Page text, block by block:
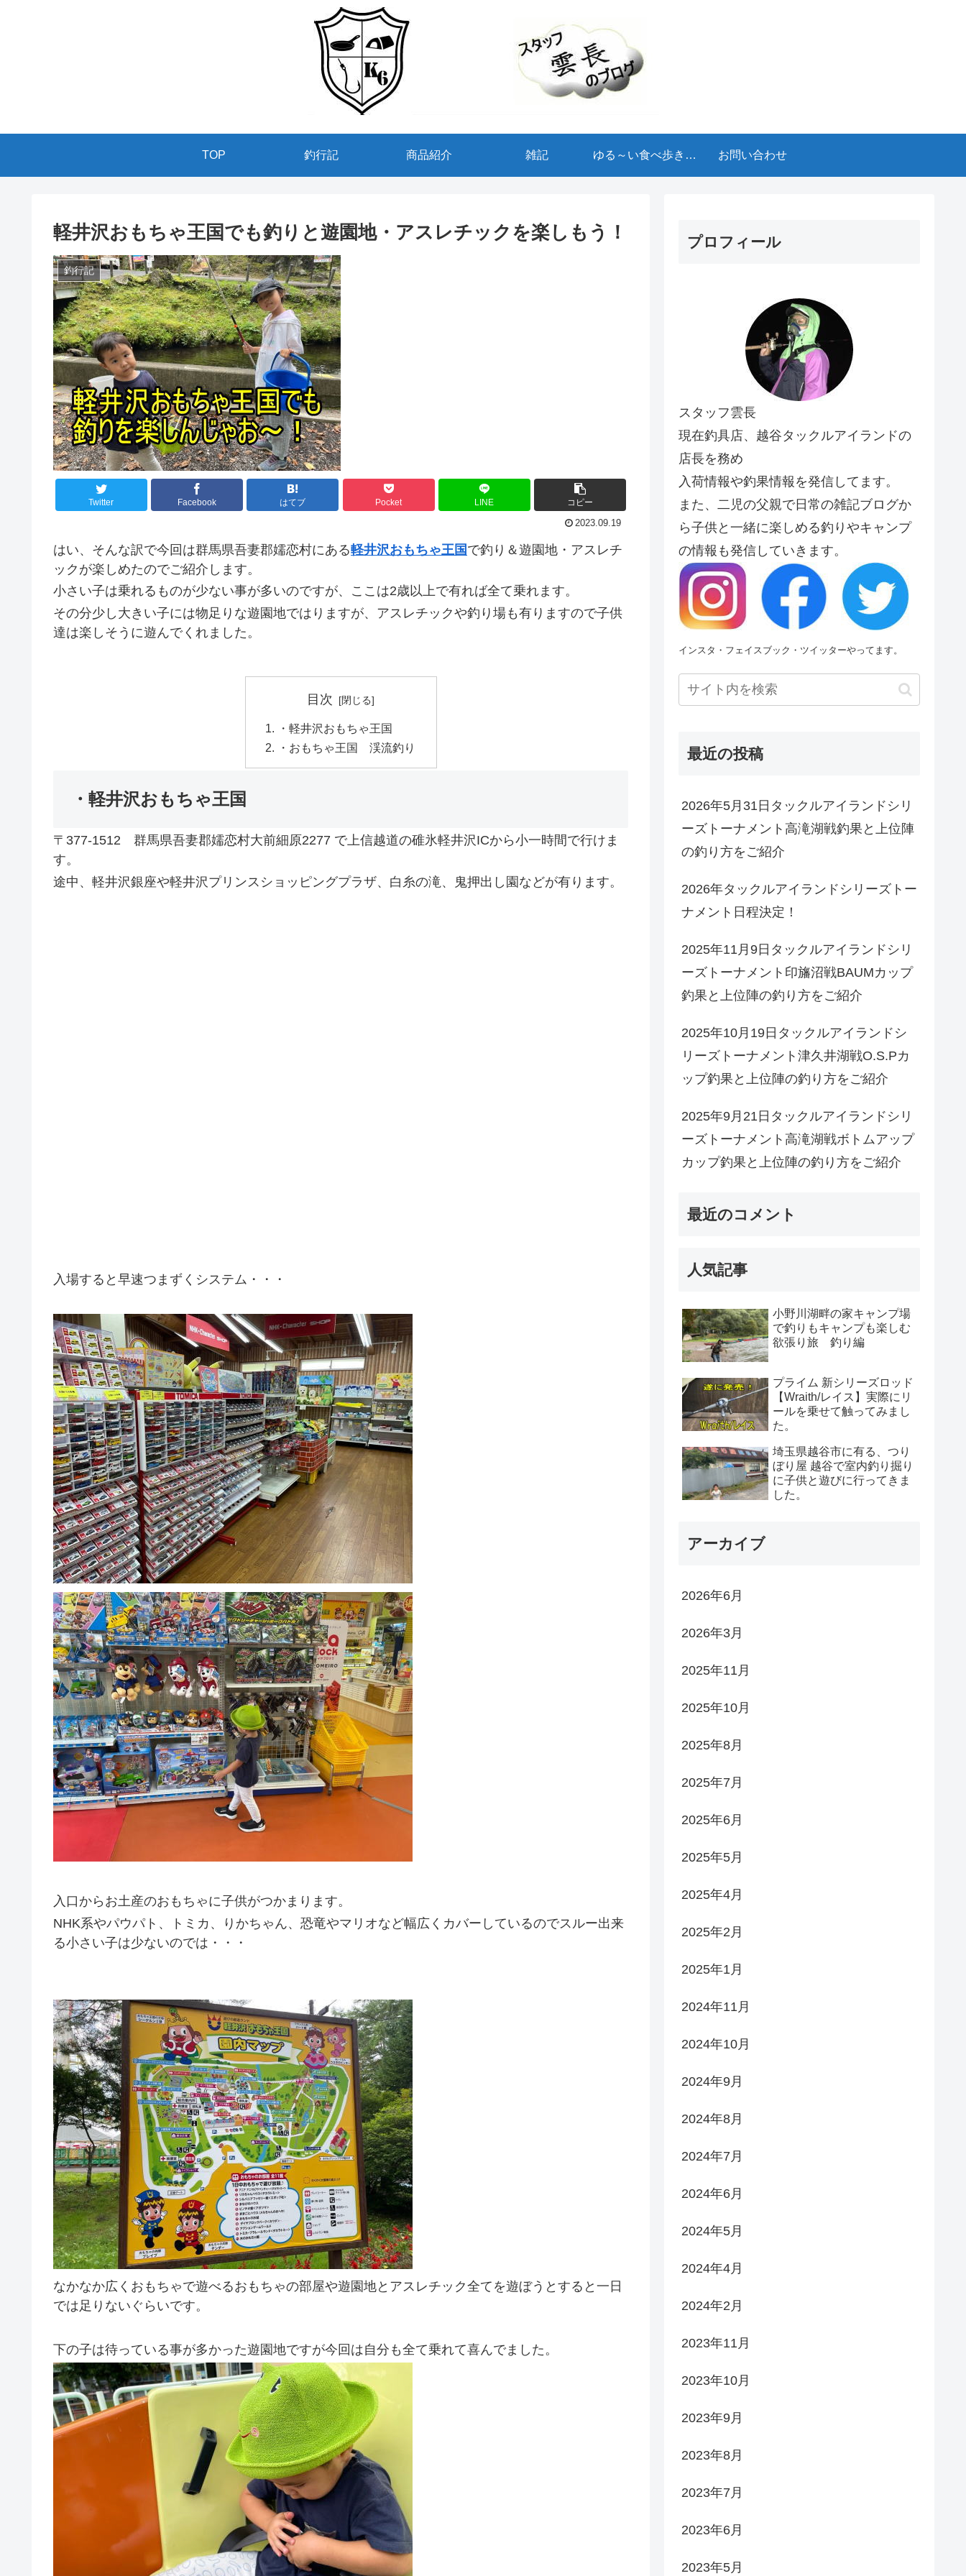
TOP 釣行記 商品紹介 雑記 ゆる～い食べ歩きブ お問い合わせ
軽井沢おもちゃ王国でも釣りと遊園地・アスレチックを楽しもう！
釣行記
Twitter Facebook はてブ Pocket LINE コピー
2023.09.19
はい、そんな訳で今回は群馬県吾妻郡嬬恋村にある軽井沢おもちゃ王国 で釣り＆遊園地・アスレチ
ックが楽しめたのでご紹介します。
小さい子は乗れるものが少ない事が多いのですが、ここは2歳以上で有れば全て乗れます。
その分少し大きい子には物足りな遊園地ではりますが、アスレチックや釣り場も有りますので子供
達は楽しそうに遊んでくれました。
目次
・軽井沢おもちゃ王国
・おもちゃ王国 渓流釣り
・軽井沢おもちゃ王国
〒377-1512 群馬県吾妻郡嬬恋村大前細原2277 で上信越道の碓氷軽井沢ICから小一時間で行けま
す。
途中、軽井沢銀座や軽井沢プリンスショッピングプラザ、白糸の滝、鬼押出し園などが有ります。
入場すると早速つまずくシステム・・・
入口からお土産のおもちゃに子供がつかまります。
NHK系やパウパト、トミカ、りかちゃん、恐竜やマリオなど幅広くカバーしているのでスルー出来
る小さい子は少ないのでは・・・
なかなか広くおもちゃで遊べるおもちゃの部屋や遊園地とアスレチック全てを遊ぼうとすると一日
では足りないぐらいです。
下の子は待っている事が多かった遊園地ですが今回は自分も全て乗れて喜んでました。
プロフィール
スタッフ雲長
現在釣具店、越谷タックルアイランドの
店長を務め
入荷情報や釣果情報を発信してます。
また、二児の父親で日常の雑記ブログか
ら子供と一緒に楽しめる釣りやキャンプ
の情報も発信していきます。
インスタ・フェイスブック・ツイッターやってます。
最近の投稿
2026年5月31日タックルアイランドシリ
ーズトーナメント高滝湖戦釣果と上位陣
の釣り方をご紹介
2026年タックルアイランドシリーズトー
ナメント日程決定！
2025年11月9日タックルアイランドシリ
ーズトーナメント印旛沼戦BAUMカップ
釣果と上位陣の釣り方をご紹介
2025年10月19日タックルアイランドシ
リーズトーナメント津久井湖戦O.S.Pカ
ップ釣果と上位陣の釣り方をご紹介
2025年9月21日タックルアイランドシリ
ーズトーナメント高滝湖戦ボトムアップ
カップ釣果と上位陣の釣り方をご紹介
最近のコメント
人気記事
小野川湖畔の家キャンプ場
で釣りもキャンプも楽しむ
欲張り旅 釣り編
プライム 新シリーズロッド
【Wraith/レイス】実際にリ
ールを乗せて触ってみまし
た。
埼玉県越谷市に有る、つり
ぼり屋 越谷で室内釣り掘り
に子供と遊びに行ってきま
した。
アーカイブ
2026年6月
2026年3月
2025年11月
2025年10月
2025年8月
2025年7月
2025年6月
2025年5月
2025年4月
2025年2月
2025年1月
2024年11月
2024年10月
2024年9月
2024年8月
2024年7月
2024年6月
2024年5月
2024年4月
2024年2月
2023年11月
2023年10月
2023年9月
2023年8月
2023年7月
2023年6月
2023年5月